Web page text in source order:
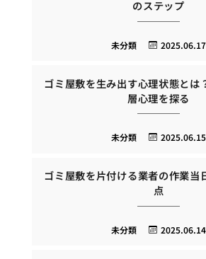
のステップ
2025.06.17
未分類
ゴミ屋敷を生み出す心理状態とは
層心理を探る
2025.06.15
未分類
ゴミ屋敷を片付ける業者の作業当
点
2025.06.14
未分類